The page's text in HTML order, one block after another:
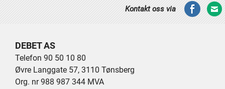
Kontakt oss via
DEBET AS
Telefon 90 50 10 80
Øvre Langgate 57, 3110 Tønsberg
Org. nr 988 987 344 MVA